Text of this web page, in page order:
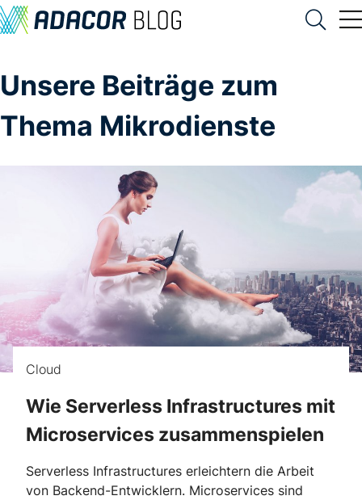
Unsere Beiträge zum
Thema Mikrodienste
Cloud
Wie Serverless Infrastructures mit
Microservices zusammenspielen
Serverless Infrastructures erleichtern die Arbeit
von Backend-Entwicklern. Microservices sind